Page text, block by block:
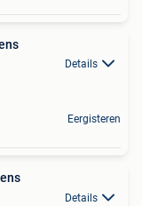
Details
Eergisteren
Details